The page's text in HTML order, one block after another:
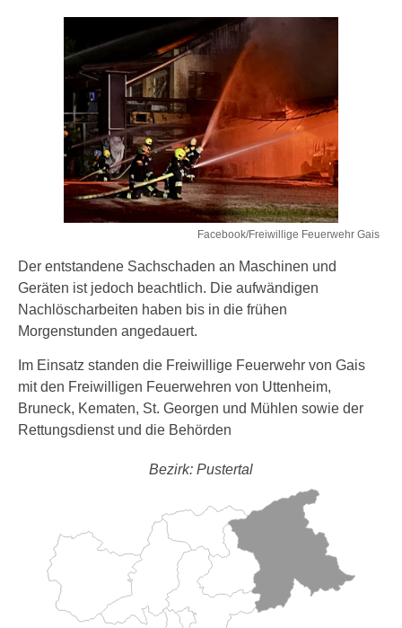
Facebook/Freiwillige Feuerwehr Gais
Der entstandene Sachschaden an Maschinen und
Geräten ist jedoch beachtlich. Die aufwändigen
Nachlöscharbeiten haben bis in die frühen
Morgenstunden angedauert.
Im Einsatz standen die Freiwillige Feuerwehr von Gais
mit den Freiwilligen Feuerwehren von Uttenheim,
Bruneck, Kematen, St. Georgen und Mühlen sowie der
Rettungsdienst und die Behörden
Bezirk: Pustertal